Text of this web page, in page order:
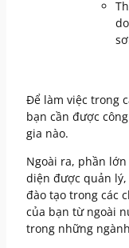
Để làm việc trong
bạn cần được
gia nào.
Ngoài ra, phần
diện được quản
đào tạo trong các
của bạn từ ngoài
trong những